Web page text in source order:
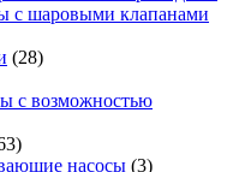
с шаровыми клапанами
(28)
с возможностью
насосы (3)